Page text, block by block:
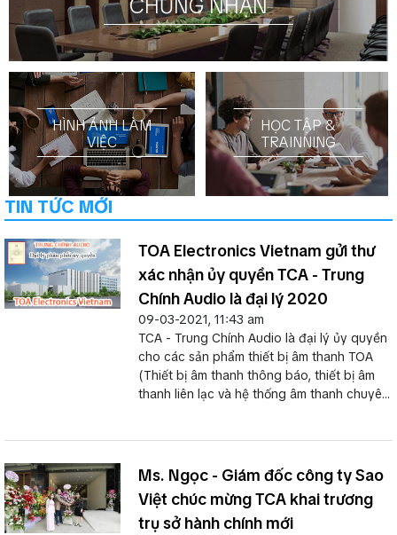
CHỨNG NHẬN
HÌNH ẢNH LÀM
VIỆC
HỌC TẬP &
TRAINNING
TIN TỨC MỚI
TOA Electronics Vietnam gửi thư
xác nhận ủy quyền TCA - Trung
Chính Audio là đại lý 2020
09-03-2021, 11:43 am
TCA - Trung Chính Audio là đại lý ủy quyền
cho các sản phẩm thiết bị âm thanh TOA
(Thiết bị âm thanh thông báo, thiết bị âm
thanh liên lạc và hệ thống âm thanh chuyên
Ms. Ngọc - Giám đốc công ty Sao
Việt chúc mừng TCA khai trương
trụ sở hành chính mới